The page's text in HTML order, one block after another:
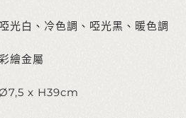
啞光白、冷色調、啞光黑、暖色調
繪金屬
x H39cm